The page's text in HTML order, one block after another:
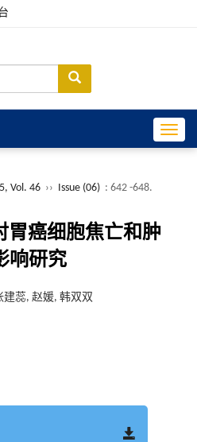
Vol. 46 ›› Issue (06) : 642 -648.
胃癌细胞焦亡和肿
响研究
建蕊, 赵媛, 韩双双